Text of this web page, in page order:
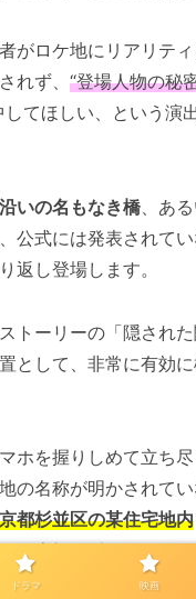
がロケ地にリアリテ
れず、 “登場人物の秘
してほしい、という演
いの名もなき橋 、あ
公式には発表されて
返し登場します。
トーリーの「隠され
として、非常に有効
ホを握りしめて立ち
の名称が明かされて
都杉並区の某住宅地内
な人気スポットとな
ドラマ 映画